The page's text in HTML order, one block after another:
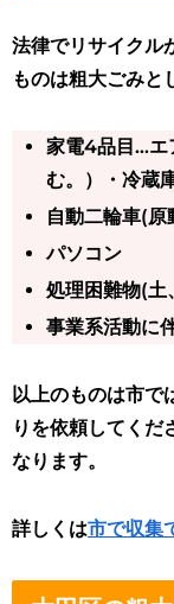
法律でリサイクル
ものは粗大ごみと
家電4品目…エ
む。）・冷蔵
自動二輪車(
パソコン
処理困難物(土
事業系活動に
以上のものは市で
りを依頼してくだ
なります。
詳しくは市で収集